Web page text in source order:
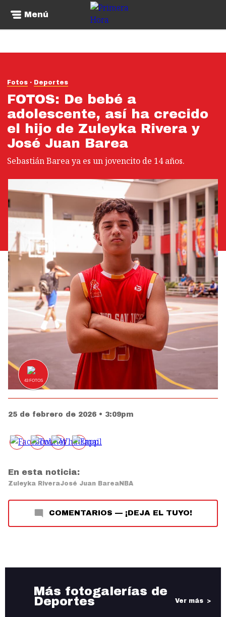
Menú
Fotos Deportes
FOTOS: De bebé a
adolescente, así ha crecido
el hijo de Zuleyka Rivera y
José Juan Barea
Sebastián Barea ya es un jovencito de 14 años.
43FOTOS
25 de febrero de 2026 • 3:09pm
En esta noticia:
Zuleyka RiveraJosé Juan Barea NBA
COMENTARIOS — ¡DEJA EL TUYO!
Más fotogalerías de
Deportes Ver más